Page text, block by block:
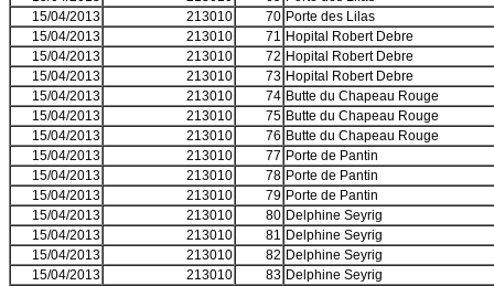
15/04/2013
213010 70 Porte des Lilas
15/04/2013
213010 71 Hopital Robert Debre
15/04/2013
213010 72 Hopital Robert Debre
15/04/2013
213010 73 Hopital Robert Debre
15/04/2013
213010 74 Butte du Chapeau Rouge
15/04/2013
213010 75 Butte du Chapeau Rouge
15/04/2013
213010 76 Butte du Chapeau Rouge
15/04/2013
213010 77 Porte de Pantin
15/04/2013
213010 78 Porte de Pantin
15/04/2013
213010 79 Porte de Pantin
15/04/2013
213010 80 Delphine Seyrig
15/04/2013
213010 81 Delphine Seyrig
15/04/2013
213010 82 Delphine Seyrig
15/04/2013
213010 83 Delphine Seyrig